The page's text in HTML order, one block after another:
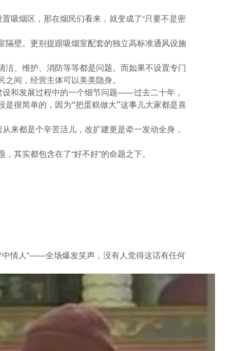
吸烟区，那在烟民们看来，就变成了“只要不是密
壁。更别提跟吸烟室配套的独立高标准通风设施
、维护、消防等等都是问题。而如果不设置专门
间，经营主体可以美美隐身。
设和发展过程中的一个细节问题——过去二十年，
很简单的，因为“把蛋糕做大”这事儿大家都是喜
来都是个辛苦活儿，改扩建更是牵一发动全身，
其实都包含在了“好不好”的命题之下。
中情人”——全场爆发笑声，没有人觉得这话有任何